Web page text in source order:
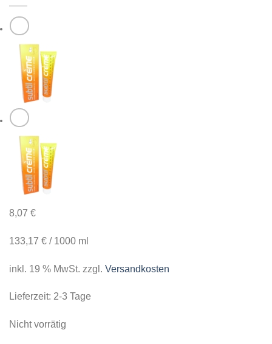
8,07 €
133,17 € / 1000 ml
inkl. 19 % MwSt. zzgl. Versandkosten
Lieferzeit: 2-3 Tage
Nicht vorrätig